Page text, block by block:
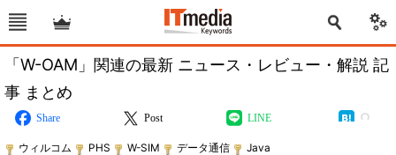
「W-OAM」関連の最新 ニュース・レビュー・解説 記
事 まとめ
Share Post LINE
ウィルコム PHS W-SIM データ通信 Java